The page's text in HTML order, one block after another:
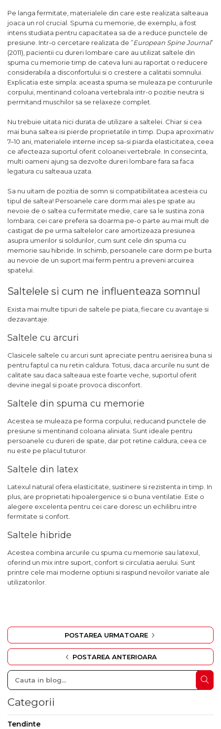
Pe langa fermitate, materialele din care este realizata salteaua
joaca un rol crucial. Spuma cu memorie, de exemplu, a fost
intens studiata pentru capacitatea sa de a reduce punctele de
presiune. Intr-o cercetare realizata de ”European Spine Journal”
(2011), pacientii cu dureri lombare care au utilizat saltele din
spuma cu memorie timp de cateva luni au raportat o reducere
considerabila a disconfortului si o crestere a calitatii somnului.
Explicatia este simpla: aceasta spuma se muleaza pe contururile
corpului, mentinand coloana vertebrala intr-o pozitie neutra si
permitand muschilor sa se relaxeze complet.
Nu trebuie uitata nici durata de utilizare a saltelei. Chiar si cea
mai buna saltea isi pierde proprietatile in timp. Dupa aproximativ
7–10 ani, materialele interne incep sa-si piarda elasticitatea, ceea
ce afecteaza suportul oferit coloanei vertebrale. In consecinta,
multi oameni ajung sa dezvolte dureri lombare fara sa faca
legatura cu salteaua uzata.
Sa nu uitam de pozitia de somn si compatibilitatea acesteia cu
tipul de saltea! Persoanele care dorm mai ales pe spate au
nevoie de o saltea cu fermitate medie, care sa le sustina zona
lombara; cei care prefera sa doarma pe-o parte au mai mult de
castigat de pe urma saltelelor care amortizeaza presiunea
asupra umerilor si soldurilor, cum sunt cele din spuma cu
memorie sau hibride. In schimb, persoanele care dorm pe burta
au nevoie de un suport mai ferm pentru a preveni arcuirea
spatelui.
Saltelele si cum ne influenteaza somnul
Exista mai multe tipuri de saltele pe piata, fiecare cu avantaje si
dezavantaje:
Saltele cu arcuri
Clasicele saltele cu arcuri sunt apreciate pentru aerisirea buna si
pentru faptul ca nu retin caldura. Totusi, daca arcurile nu sunt de
calitate sau daca salteaua este foarte veche, suportul oferit
devine inegal si poate provoca disconfort.
Saltele din spuma cu memorie
Acestea se muleaza pe forma corpului, reducand punctele de
presiune si mentinand coloana aliniata. Sunt ideale pentru
persoanele cu dureri de spate, dar pot retine caldura, ceea ce
nu este pe placul tuturor.
Saltele din latex
Latexul natural ofera elasticitate, sustinere si rezistenta in timp. In
plus, are proprietati hipoalergenice si o buna ventilatie. Este o
alegere excelenta pentru cei care doresc un echilibru intre
fermitate si confort.
Saltele hibride
Acestea combina arcurile cu spuma cu memorie sau latexul,
oferind un mix intre suport, confort si circulatia aerului. Sunt
printre cele mai moderne optiuni si raspund nevoilor variate ale
utilizatorilor.
POSTAREA URMATOARE
POSTAREA ANTERIOARA
Categorii
Tendinte